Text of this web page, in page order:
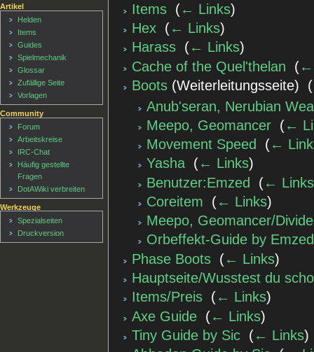
Items (← Links)
Hex (← Links)
Harass (← Links)
Cache of the Quel'thelan
(←
Boots (Weiterleitungsseite) ‎ (
Anub'seran, Nerubian
Meepo, Geomancer‎ (←
Movement Speed
(←
Yasha‎ (← Links)
Benutzer:Emzed
(← Links
Coreitem
(← Links)
Meepo, Geomancer/
Orbeffekt-Guide by Emzed
Phase Boots (← Links)
Hauptseite/Wusstest du
Items/Preis (← Links)
Axe Guide (← Links)
Tiny Guide by Sic (← Links)
Artikel
Helden
Items
Guides
Spielmechanik
Glossar
Zufällige Seite
Vorlagen
Community
Forum
Arbeitskreise
IRC-Chat
Häufig gestellte
Fragen
DotAWiki verbreiten
Werkzeuge
Spezialseiten
Druckversion